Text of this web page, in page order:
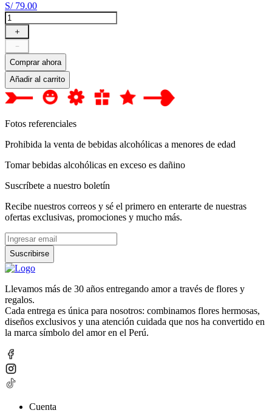
S/ 79.00
＋
－
Comprar ahora
Añadir al carrito
Fotos referenciales
Prohibida la venta de bebidas alcohólicas a menores de edad
Tomar bebidas alcohólicas en exceso es dañino
Suscríbete a nuestro boletín
Recibe nuestros correos y sé el primero en enterarte de nuestras
ofertas exclusivas, promociones y mucho más.
Suscribirse
Llevamos más de 30 años entregando amor a través de flores y
regalos.
Cada entrega es única para nosotros: combinamos flores hermosas,
diseños exclusivos y una atención cuidada que nos ha convertido en
la marca símbolo del amor en el Perú.
Cuenta